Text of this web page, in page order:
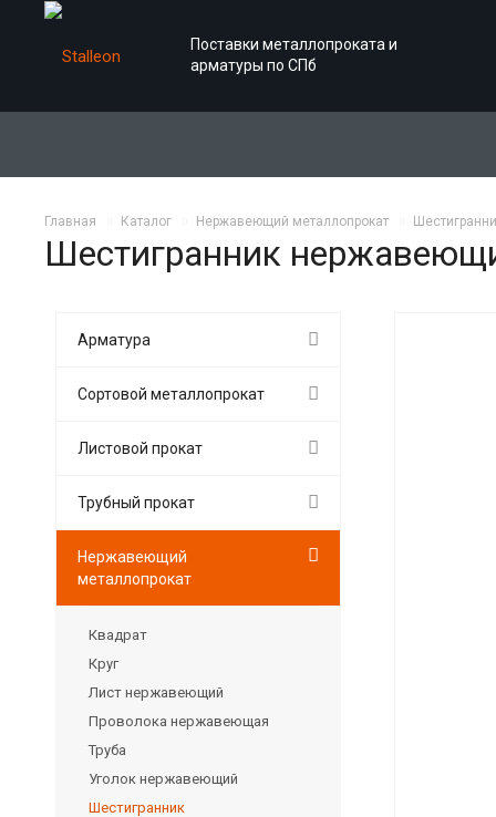
Поставки металлопроката и
арматуры по СПб
Главная Каталог Нержавеющий металлопрокат
Шестигранник
Арматура
Сортовой металлопрокат
Листовой прокат
Трубный прокат
Нержавеющий
металлопрокат
Квадрат
Круг
Лист нержавеющий
Проволока нержавеющая
Труба
Уголок нержавеющий
Шестигранник